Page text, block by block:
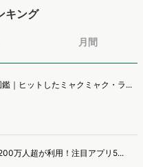
るのか、現状の既発商品のセグメント
マーケティング担当者様向け必見のレ
キング
月間
｜ヒットしたミャクミャク・ラ...
万人超が利用！注目アプリ5...